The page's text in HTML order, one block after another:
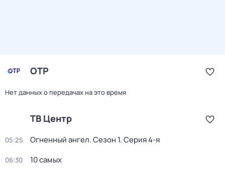
ОТР
Нет данных о передачах на это время
ТВ Центр
05:25 Огненный ангел. Сезон 1. Серия 4-я
06:30 10 самых